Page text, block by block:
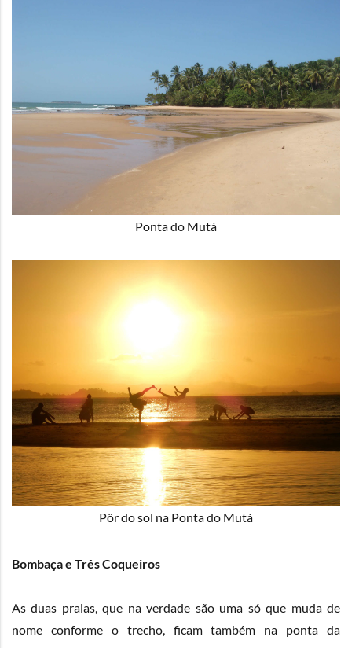
Ponta do Mutá
Pôr do sol na Ponta do Mutá
Bombaça e Três Coqueiros
As duas praias, que na verdade são uma só que muda de
nome conforme o trecho, ficam também na ponta da